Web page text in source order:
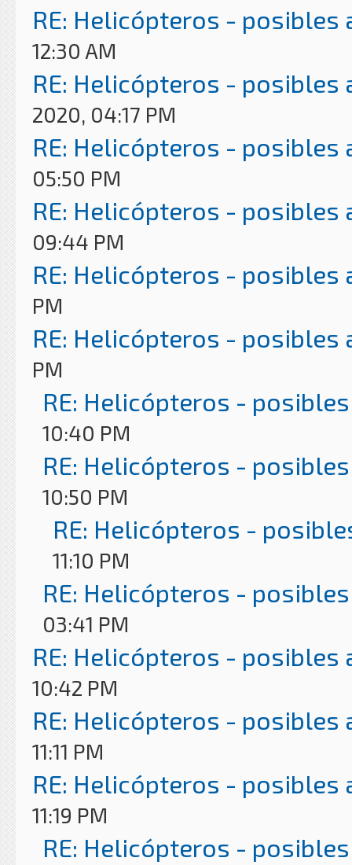
RE: Helicópteros - posibles
12:30 AM
RE: Helicópteros - posibles
2020, 04:17 PM
RE: Helicópteros - posibles
05:50 PM
RE: Helicópteros - posibles
09:44 PM
RE: Helicópteros - posibles
PM
RE: Helicópteros - posibles
PM
RE: Helicópteros -
10:40 PM
RE: Helicópteros -
10:50 PM
RE: Helicópteros -
11:10 PM
RE: Helicópteros -
03:41 PM
RE: Helicópteros - posibles
10:42 PM
RE: Helicópteros - posibles
11:11 PM
RE: Helicópteros - posibles
11:19 PM
RE: Helicópteros -